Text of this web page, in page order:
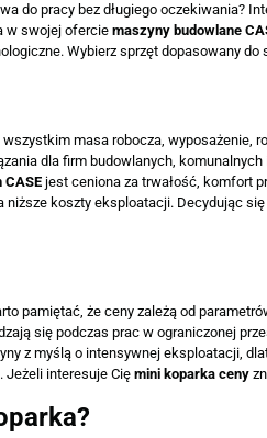
do pracy bez długiego oczekiwania?
w swojej ofercie maszyny budowlane
Wybierz sprzęt dopasowany
masa robocza, wyposażenie,
dla firm budowlanych,
CASE jest ceniona za trwałość, komfort
niższe koszty eksploatacji. Decydując
pamiętać, że ceny zależą od
się podczas prac w ograniczonej
z myślą o intensywnej eksploatacji,
Jeżeli interesuje Cięmini koparka ceny